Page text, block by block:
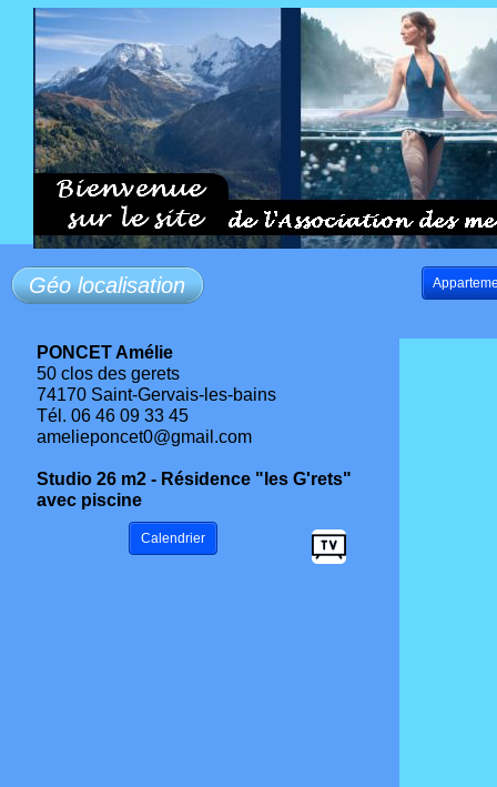
Calendrier
PONCET Amélie
50 clos des gerets
74170 Saint-Gervais-les-bains
Tél. 06 46 09 33 45
amelieponcet0@gmail.com
Studio 26 m2 - Résidence "les G'rets"
avec piscine
Géo localisation